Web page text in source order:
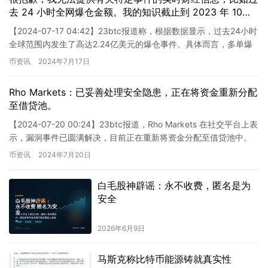
去 24 小时全网爆仓金额。我的知识截止到 2023 年 10
月，并且我无法访问实时数据。 要获取最新的财经新闻和
数据，我建议您参考可靠的财经新闻网站或数据平台。
【2024-07-17 04:42】23btc报道称，根据数据显示，过去24小时
全球范围内发生了高达2.24亿美元的爆仓事件。具体而言，多单爆
仓金额达9500.74万美元，而空单爆…
币资讯 2024年7月17日
Rho Markets：已妥善处理安全隐患，正在将资金重新分配
至借贷池。
【2024-07-20 00:24】23btc报道，Rho Markets 在社交平台上表
示，漏洞事件已圆满解决，目前正在重新将资金分配至借贷池中。
这则新闻涉及到了 Rho Ma…
币资讯 2024年7月20日
白毛股神辟谣：永不收费，匿名是为
安全
2026年6月9日
马斯克称比特币能源铸就真实性